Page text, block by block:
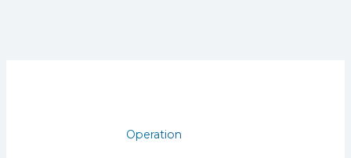
Operation